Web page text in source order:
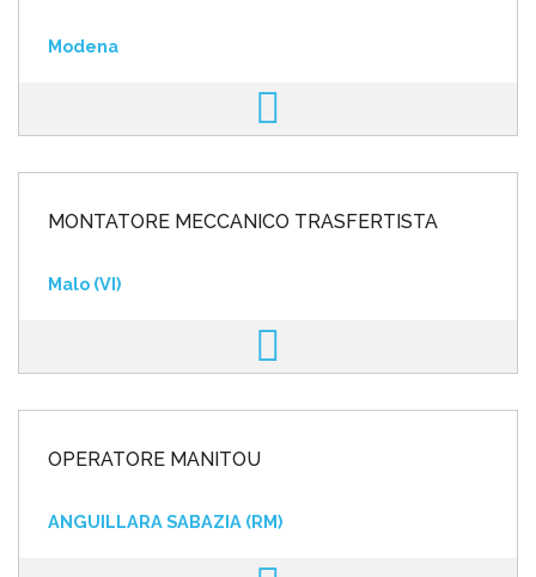
Modena
MONTATORE MECCANICO TRASFERTISTA
Malo (VI)
OPERATORE MANITOU
ANGUILLARA SABAZIA (RM)